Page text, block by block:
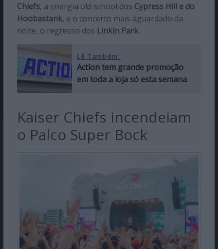
Chiefs, a energia old school dos Cypress Hill e do
Hoobastank, e o concerto mais aguardado da
noite, o regresso dos Linkin Park.
Lê Também:
Action tem grande promoção
em toda a loja só esta semana
Kaiser Chiefs incendeiam
o Palco Super Bock